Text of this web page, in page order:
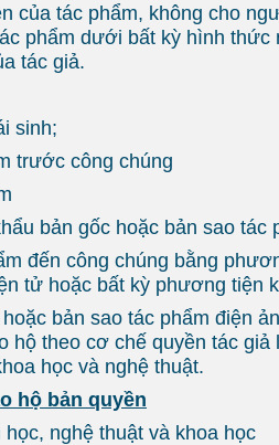
tác phẩm, không cho
phẩm dưới bất kỳ hình
tác giả.
sinh;
công chúng
bản gốc hoặc bản sao tác
công chúng bằng
tử hoặc bất kỳ phương tiện
bản sao tác phẩm điện
hộ theo cơ chế quyền tác giả
học và nghệ thuật.
hộ bản quyền
nghệ thuật và khoa học